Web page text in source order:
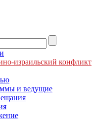
израильский конфликт
и ведущие